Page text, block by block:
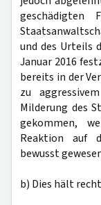
geschädigten
und des Urteils
Januar 2016
bereits in der
zu
Milderung des
gekommen,
Reaktion auf
bewusst
b) Dies hält